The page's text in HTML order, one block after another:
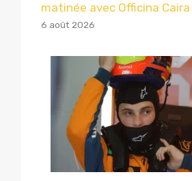
matinée avec Officina Caira
6 août 2026